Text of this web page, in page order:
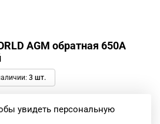
AGM обратная 650А
3 шт.
увидеть персональную